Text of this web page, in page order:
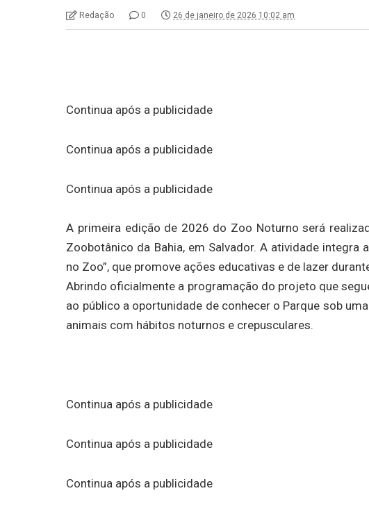
Redação 0 26 de janeiro de 2026 10:02 am
Continua após a publicidade
Continua após a publicidade
Continua após a publicidade
A primeira edição de 2026 do Zoo Noturno será
Zoobotânico da Bahia, em Salvador. A atividade integra
no Zoo”, que promove ações educativas e de lazer
Abrindo oficialmente a programação do projeto que
ao público a oportunidade de conhecer o Parque sob
animais com hábitos noturnos e crepusculares.
Continua após a publicidade
Continua após a publicidade
Continua após a publicidade